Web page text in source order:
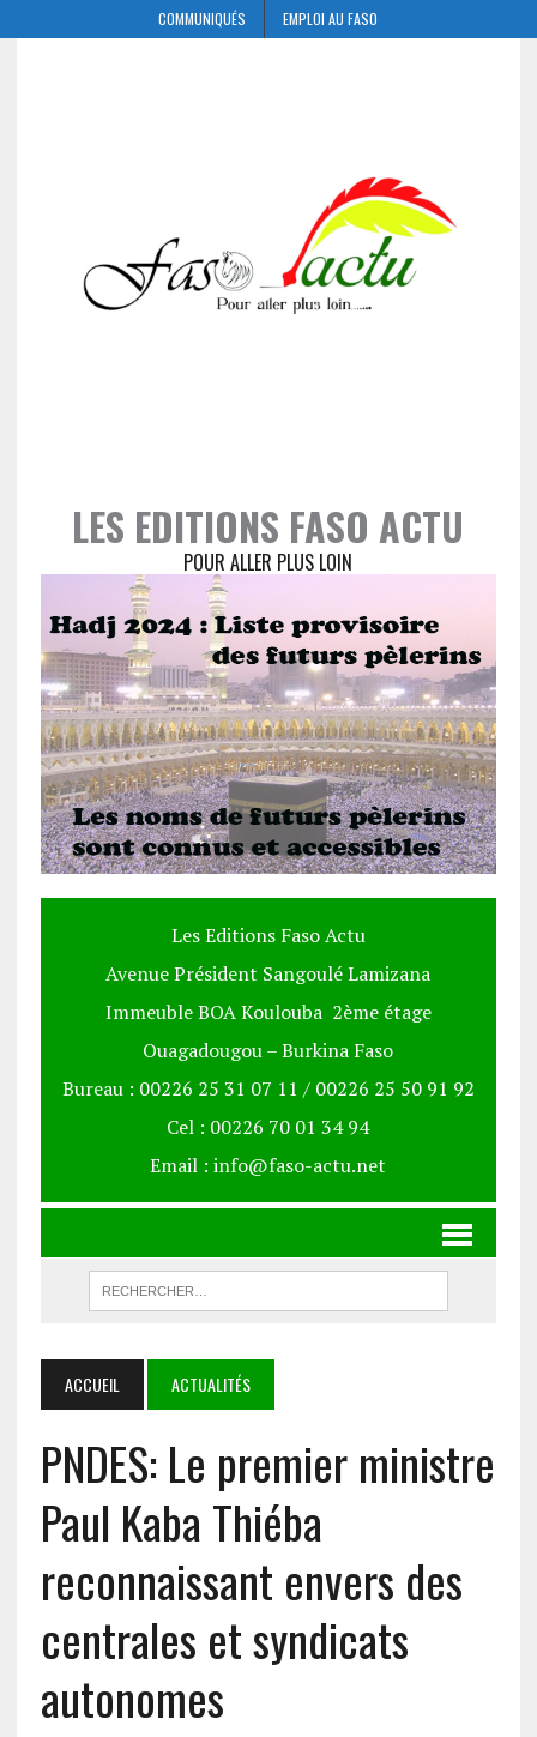
COMMUNIQUÉS EMPLOI AU FASO
LES EDITIONS FASO ACTU
POUR ALLER PLUS LOIN
Les Editions Faso Actu
Avenue Président Sangoulé Lamizana
Immeuble BOA Koulouba 2ème étage
Ouagadougou – Burkina Faso
Bureau : 00226 25 31 07 11 / 00226 25 50 91 92
Cel : 00226 70 01 34 94
Email : info@faso-actu.net
ACCUEIL ACTUALITÉS
PNDES: Le premier ministre
Paul Kaba Thiéba
reconnaissant envers des
centrales et syndicats
autonomes